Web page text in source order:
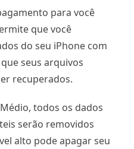
para você
que você
do seu iPhone com
seus arquivos
recuperados.
todos os dados
serão removidos
alto pode apagar seu